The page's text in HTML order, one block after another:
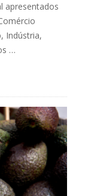
apresentados
Indústria,
…